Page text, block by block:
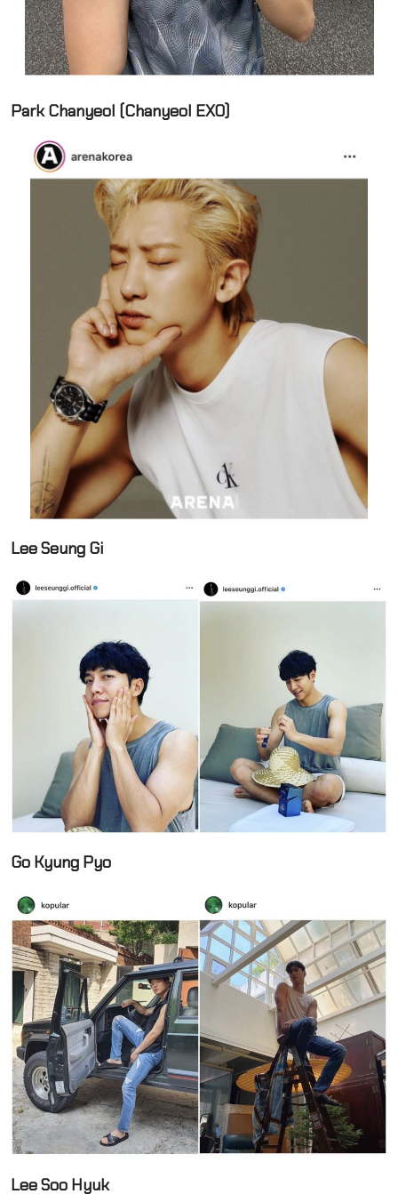
Park Chanyeol (Chanyeol EXO)
Lee Seung Gi
Go Kyung Pyo
Lee Soo Hyuk